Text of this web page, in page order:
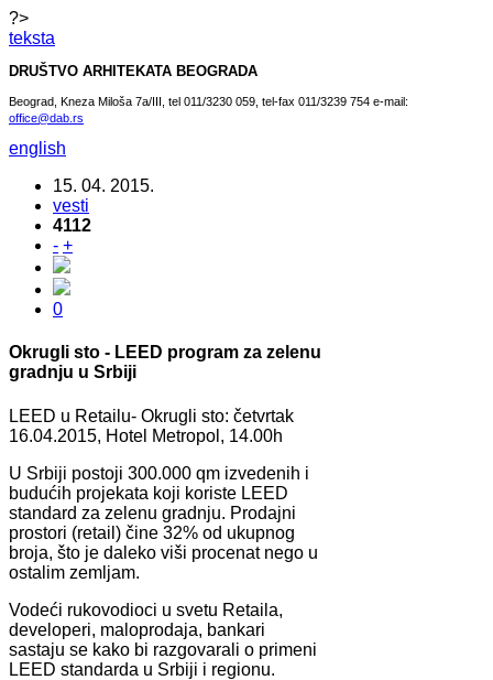
?>
teksta
DRUŠTVO ARHITEKATA BEOGRADA
Beograd, Kneza Miloša 7a/III, tel 011/3230 059, tel-fax 011/3239 754 e-mail:
office@dab.rs
english
15. 04. 2015.
vesti
4112
- +
0
Okrugli sto - LEED program za zelenu
gradnju u Srbiji
LEED u Retailu- Okrugli sto: četvrtak
16.04.2015, Hotel Metropol, 14.00h
U Srbiji postoji 300.000 qm izvedenih i
budućih projekata koji koriste LEED
standard za zelenu gradnju. Prodajni
prostori (retail) čine 32% od ukupnog
broja, što je daleko viši procenat nego u
ostalim zemljam.
Vodeći rukovodioci u svetu Retaila,
developeri, maloprodaja, bankari
sastaju se kako bi razgovarali o primeni
LEED standarda u Srbiji i regionu.